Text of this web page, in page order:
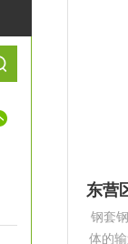
钢套
体的